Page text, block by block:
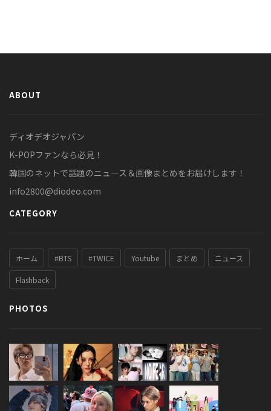
ABOUT
ディオデオジャパン
K-POPファンなら必見！
韓国のネットで話題のニュース＆画像まとめをお届けします！
info2800@diodeo.com
CATEGORY
ホーム #BTS #TWICE Youtube まとめ ニュース
Flashback
PHOTOS